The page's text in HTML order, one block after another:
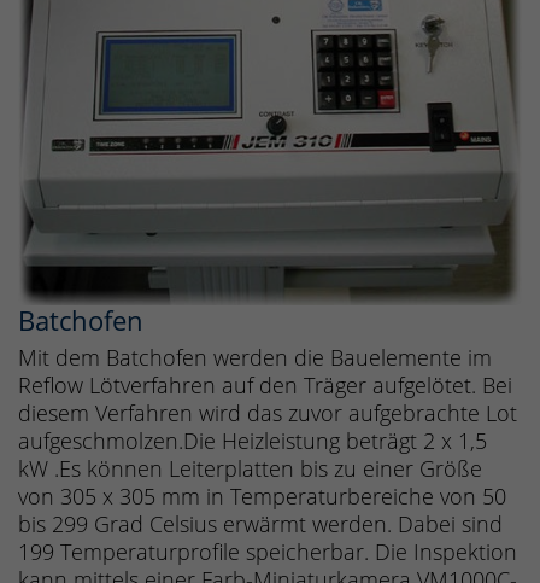
Batchofen
Mit dem Batchofen werden die Bauelemente im
Reflow Lötverfahren auf den Träger aufgelötet. Bei
diesem Verfahren wird das zuvor aufgebrachte Lot
aufgeschmolzen.Die Heizleistung beträgt 2 x 1,5
kW .Es können Leiterplatten bis zu einer Größe
von 305 x 305 mm in Temperaturbereiche von 50
bis 299 Grad Celsius erwärmt werden. Dabei sind
199 Temperaturprofile speicherbar. Die Inspektion